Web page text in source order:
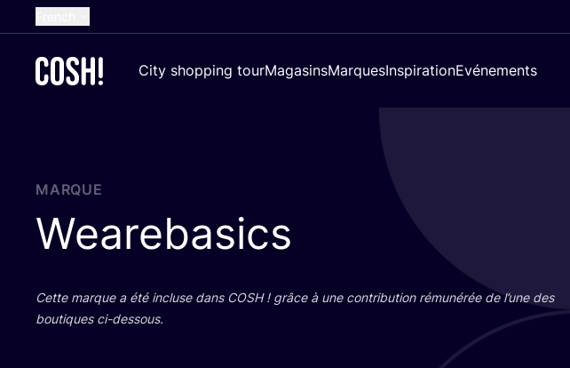
Dutch
Croatian
City shopping tourMagasinsMarquesInspirationEvénements
MARQUE
Wearebasics
Cette marque a été incluse dans COSH! grâce à une contri­bu­tion rému­né­rée de l’une des
bou­tiques ci-dessous.